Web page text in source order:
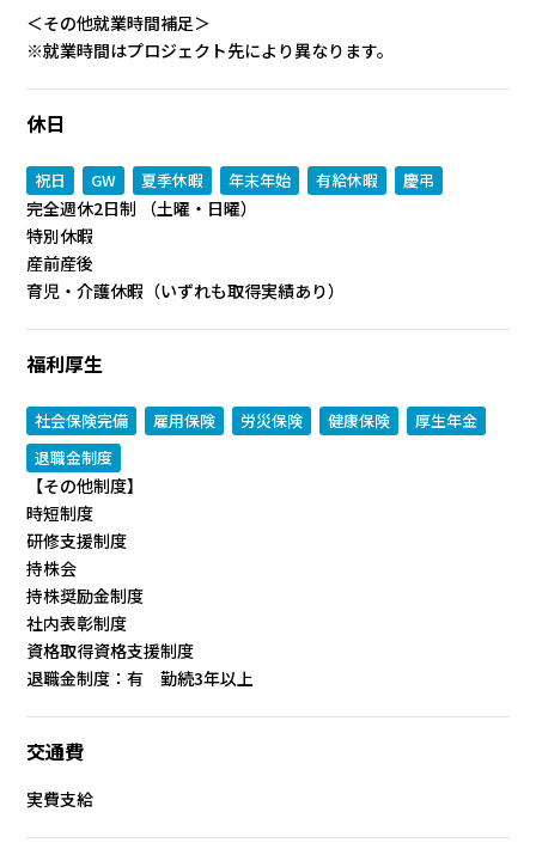
＜その他就業時間補足＞
※就業時間はプロジェクト先により異なります。
休日
祝日 GW 夏季休暇 年末年始 有給休暇 慶弔
完全週休2日制 （土曜・日曜）
特別休暇
産前産後
育児・介護休暇（いずれも取得実績あり）
福利厚生
社会保険完備 雇用保険 労災保険 健康保険
厚生年金
退職金制度
【その他制度】
時短制度
研修支援制度
持株会
持株奨励金制度
社内表彰制度
資格取得資格支援制度
退職金制度：有 勤続3年以上
交通費
実費支給